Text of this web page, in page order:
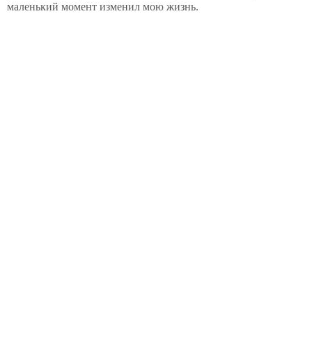
маленький момент изменил мою жизнь.